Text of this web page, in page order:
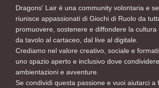
Dragons' Lair è una community volontaria e
riunisce appassionati di Giochi di Ruolo da
promuovere, sostenere e diffondere la
da tavolo al cartaceo, dal live al digitale.
Crediamo nel valore creativo, sociale e
uno spazio aperto e inclusivo dove
ambientazioni e avventure.
Se condividi questa passione e vuoi aiutarci